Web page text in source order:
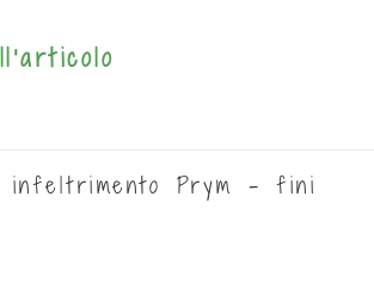
infeltrimento Prym - fini